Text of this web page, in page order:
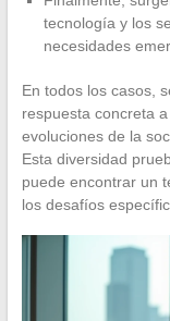
tecnología y los
necesidades
En todos los casos,
respuesta concreta
evoluciones de la
Esta diversidad
puede encontrar un
los desafíos